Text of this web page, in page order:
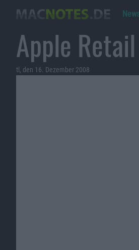
Apple
tl, den 16. Dezember 2008